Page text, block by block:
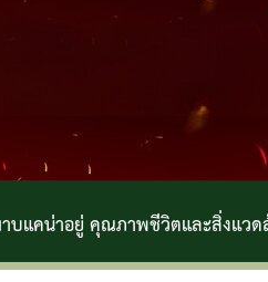
ยู่ คุณภาพชีวิตและสิ่งแวดล้อมดี ยึด